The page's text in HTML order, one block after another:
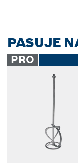
PASUJE
PRO